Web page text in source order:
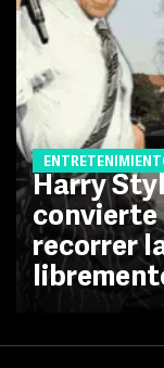
Harry
convierte
recorrer